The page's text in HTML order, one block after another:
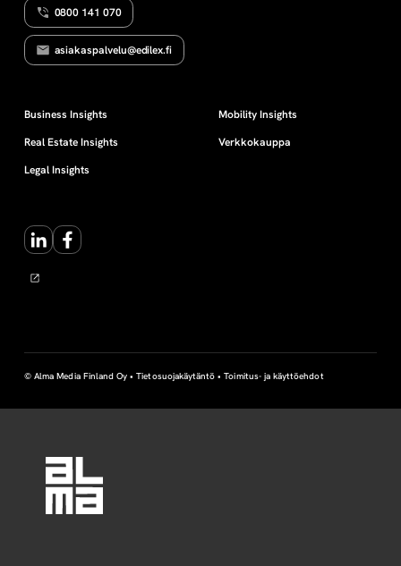
v
v
t
a
l
e
t
0800 141 070
asiakaspalvelu@edilex.fi
Business Insights
Real Estate Insights
Legal Insights
Mobility Insights
Verkkokauppa
LinkedInFacebook
© Alma Media Finland Oy •Tietosuojakäytäntö •Toimitus- ja käyttöehdot